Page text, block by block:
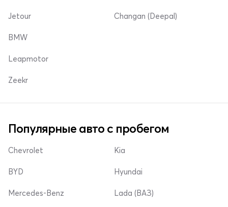
Jetour Changan (Deepal)
BMW
Leapmotor
Zeekr
Популярные авто с пробегом
Chevrolet
BYD
Mercedes-Benz
Kia
Hyundai
Lada (ВАЗ)